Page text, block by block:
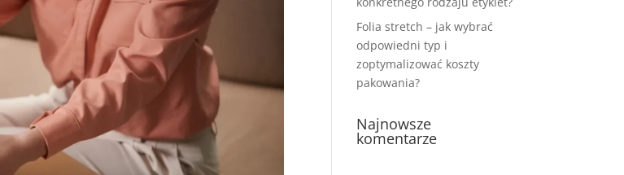
Folia stretch – jak wybrać
odpowiedni typ i
zoptymalizować koszty
pakowania?
Najnowsze
komentarze